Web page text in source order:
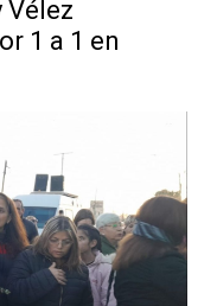
Vélez
1 a 1 en